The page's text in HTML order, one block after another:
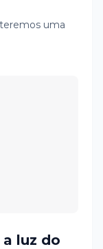
uma
luz do